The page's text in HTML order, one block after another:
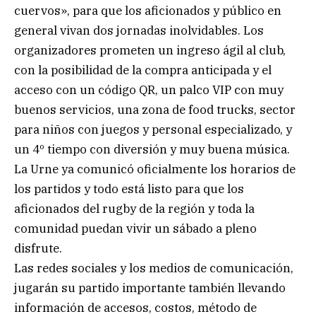
cuervos», para que los aficionados y público en
general vivan dos jornadas inolvidables. Los
organizadores prometen un ingreso ágil al club,
con la posibilidad de la compra anticipada y el
acceso con un código QR, un palco VIP con muy
buenos servicios, una zona de food trucks, sector
para niños con juegos y personal especializado, y
un 4º tiempo con diversión y muy buena música.
La Urne ya comunicó oficialmente los horarios de
los partidos y todo está listo para que los
aficionados del rugby de la región y toda la
comunidad puedan vivir un sábado a pleno
disfrute.
Las redes sociales y los medios de comunicación,
jugarán su partido importante también llevando
información de accesos, costos, método de